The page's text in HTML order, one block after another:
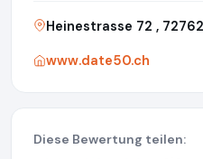
Heinestrasse 72 ,
www.date50.ch
Diese Bewertung teilen: